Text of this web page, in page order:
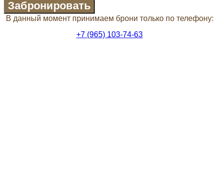
Забронировать
В данный момент принимаем брони только по телефону:
+7 (965) 103-74-63